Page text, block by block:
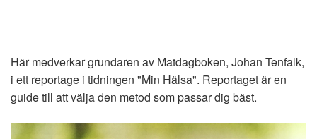
Här medverkar grundaren av Matdagboken, Johan Tenfalk,
i ett reportage i tidningen "Min Hälsa". Reportaget är en
guide till att välja den metod som passar dig bäst.